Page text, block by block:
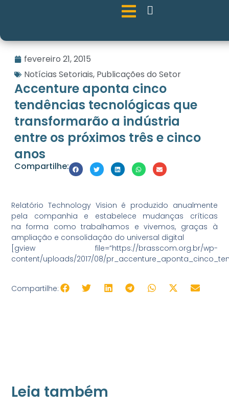
fevereiro 21, 2015
Notícias Setoriais, Publicações do Setor
Accenture aponta cinco
tendências tecnológicas que
transformarão a indústria
entre os próximos três e cinco
anos
Compartilhe:
Relatório Technology Vision é produzido anualmente
pela companhia e estabelece mudanças críticas
na forma como trabalhamos e vivemos, graças à
ampliação e consolidação do universal digital
[gview file=”https://brasscom.org.br/wp-
content/uploads/2017/08/
Compartilhe:
Leia também